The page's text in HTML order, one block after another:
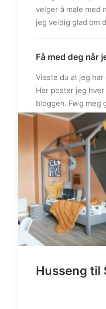
velger å male med
jeg veldig glad om
Få med deg når
Visste du at jeg
Her poster jeg
bloggen. Følg meg
Ellers finner du meg
Instagram:
@hvitelinjer_crochet
by admin
Husseng til